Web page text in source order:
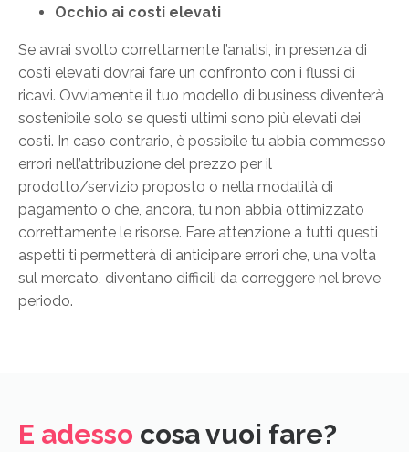
Occhio ai costi elevati
Se avrai svolto correttamente l’analisi, in presenza di
costi elevati dovrai fare un confronto con i flussi di
ricavi. Ovviamente il tuo modello di business diventerà
sostenibile solo se questi ultimi sono più elevati dei
costi. In caso contrario, è possibile tu abbia commesso
errori nell’attribuzione del prezzo per il
prodotto/servizio proposto o nella modalità di
pagamento o che, ancora, tu non abbia ottimizzato
correttamente le risorse. Fare attenzione a tutti questi
aspetti ti permetterà di anticipare errori che, una volta
sul mercato, diventano difficili da correggere nel breve
periodo.
E adesso cosa vuoi fare?